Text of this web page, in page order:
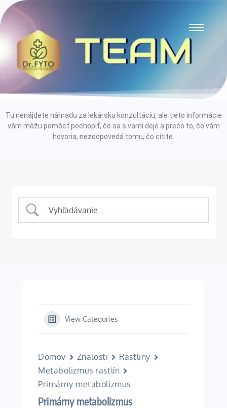
Tu nenájdete náhradu za lekársku konzultáciu, ale tieto informácie
vám môžu pomôcť pochopiť, čo sa s vami deje a prečo to, čo vám
hovoria, nezodpovedá tomu, čo cítite.
View Categories
Domov Znalosti
Rastliny
Metabolizmus rastlín
Primárny metabolizmus
Primárny metabolizmus